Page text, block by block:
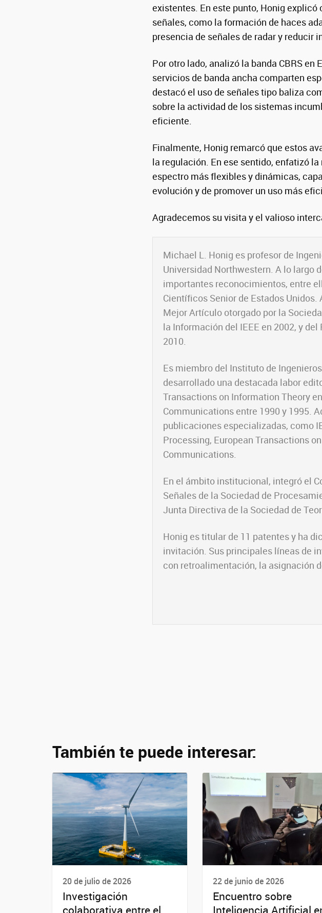
existentes. En este punto, Honig
señales, como la formación de haces
presencia de señales de radar y reducir
Por otro lado, analizó la banda CBRS en
servicios de banda ancha comparten
destacó el uso de señales tipo baliza
sobre la actividad de los sistemas
eficiente.
Finalmente, Honig remarcó que estos
la regulación. En ese sentido, enfatizó
espectro más flexibles y dinámicas,
evolución y de promover un uso más
Agradecemos su visita y el valioso
Michael L. Honig es profesor de
Universidad Northwestern. A lo largo
importantes reconocimientos, entre
Científicos Senior de Estados
Mejor Artículo otorgado por la
la Información del IEEE en 2002, y
2010.
Es miembro del Instituto de
desarrollado una destacada labor
Transactions on Information Theory
Communications entre 1990 y 1995.
publicaciones especializadas, como
Processing, European Transactions
Communications.
En el ámbito institucional, integró el
Señales de la Sociedad de
Junta Directiva de la Sociedad de
Honig es titular de 11 patentes y ha
invitación. Sus principales líneas de
con retroalimentación, la asignación
También te puede interesar:
20 de julio de 2026
Investigación
colaborativa entre el
22 de junio de 2026
Encuentro sobre
Inteligencia Artificial